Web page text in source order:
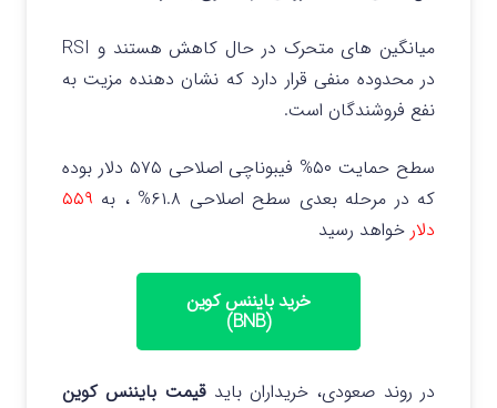
میانگین های متحرک در حال کاهش هستند و RSI
در محدوده منفی قرار دارد که نشان دهنده مزیت به
نفع فروشندگان است.
سطح حمایت ۵۰% فیبوناچی اصلاحی ۵۷۵ دلار بوده
که در مرحله بعدی سطح اصلاحی ۶۱.۸% ، به
۵۵۹
دلار خواهد رسید
خرید بایننس کوین
(BNB)
در روند صعودی، خریداران بایدقیمت بایننس کوین